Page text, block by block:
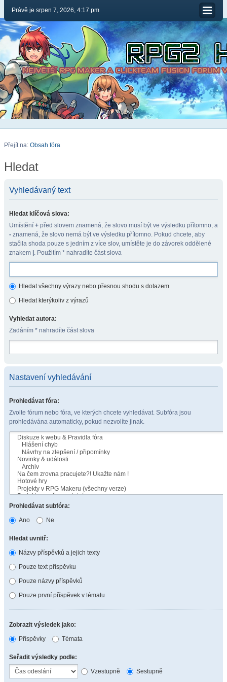
Právě je srpen 7, 2026, 4:17 pm
Přejít na: Obsah fóra
Hledat
Vyhledávaný text
Hledat klíčová slova:
Umístění + před slovem znamená, že slovo musí být ve výsledku přítomno, a
- znamená, že slovo nemá být ve výsledku přítomno. Pokud chcete, aby
stačila shoda pouze s jedním z více slov, umístěte je do závorek oddělené
znakem . Použitím * nahradíte část slova
Hledat všechny výrazy nebo přesnou shodu s dotazem
Hledat kterýkoliv z výrazů
Vyhledat autora:
Zadáním * nahradíte část slova
Nastavení vyhledávání
Prohledávat fóra:
Zvolte fórum nebo fóra, ve kterých chcete vyhledávat. Subfóra jsou
prohledávána automaticky, pokud nezvolíte jinak.
Prohledávat subfóra:
Ano
Ne
Hledat uvnitř:
Názvy příspěvků a jejich texty
Pouze text příspěvku
Pouze názvy příspěvků
Pouze první příspěvek v tématu
Zobrazit výsledek jako:
Příspěvky
Témata
Seřadit výsledky podle:
Vzestupně
Sestupně